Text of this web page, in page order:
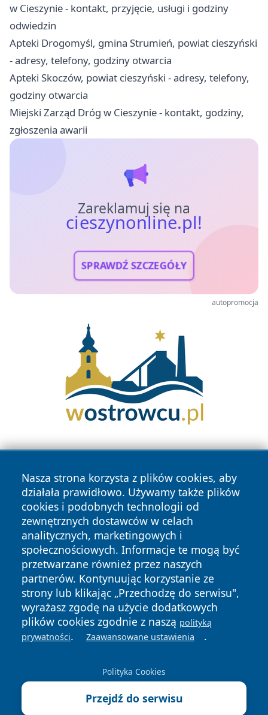
w Cieszynie - kontakt, przyjęcie, usługi i godziny
odwiedzin
Apteki Drogomyśl, gmina Strumień, powiat cieszyński
- adresy, telefony, godziny otwarcia
Apteki Skoczów, powiat cieszyński - adresy, telefony,
godziny otwarcia
Miejski Zarząd Dróg w Cieszynie - kontakt, godziny,
zgłoszenia awarii
Zareklamuj się na
cieszynonline.pl!
SPRAWDŹ SZCZEGÓŁY
autopromocja
Nasza strona korzysta z plików cookies, aby
działała prawidłowo. Używamy także plików
cookies i podobnych technologii od
zewnętrznych dostawców w celach
analitycznych, marketingowych i
społecznościowych. Informacje te mogą być
przetwarzane również przez naszych
partnerów. Kontynuując korzystanie ze
strony lub klikając „Przechodzę do serwisu",
wyrażasz zgodę na użycie dodatkowych
plików cookies zgodnie z naszą polityką
prywatności. Zaawansowane ustawienia .
Polityka Cookies
Przejdź do serwisu
Copyright © 2026 cieszynonline.pl Wszystkie prawa
zastrzeżone.
News Autorzy
Polityka
Prywatności
Polityka
Cookies